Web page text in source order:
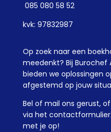
085 080 58 52
kvk: 97832987
Op zoek naar een
meedenkt? Bij
bieden we oplossingen
afgestemd op jouw
Bel of mail ons gerust,
via het
met je op!